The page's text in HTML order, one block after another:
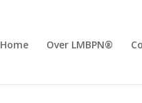
Home Over LMBPN®